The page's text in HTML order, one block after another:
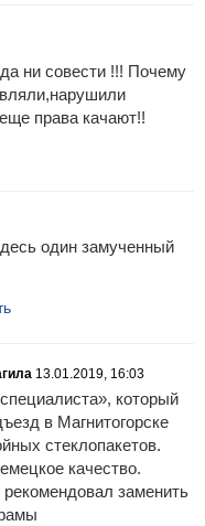
ни совести !!! Почему
права качают!!
один замученный
13.01.2019, 16:03
который
в Магнитогорске
стеклопакетов.
качество.
заменить